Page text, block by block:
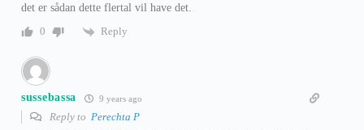
det er sådan dette flertal vil have det.
0
Reply
sussebassa 9 years ago
Reply to Perechta P